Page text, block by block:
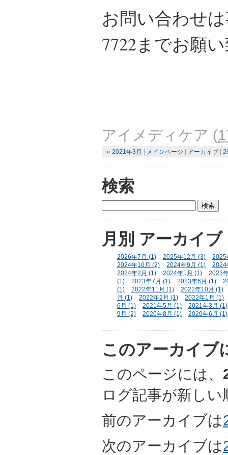
お問い合わせ
7722までお願
アイメディケア (
« 2021年3月 メインページ アーカイブ
検索
月別 アーカイブ
2026年7月 (1) 2025年12月 (3)
2025
2024年10月 (2)
2024年9月 (1)
2024
2024年2月 (1)
2024年1月 (1)
2023
(1)
2023年7月 (1) 2023年6月 (1)
(1)
2022年11月 (1)
2022年10月 (1)
月 (1)
2022年2月 (1)
2022年1月 (1)
6月 (1)
2021年5月 (1)
2021年3月 (1)
9月 (2)
2020年8月 (1) 2020年6月 (1)
このアーカイブ
このページには、
ログ記事が新し
前のアーカイブは
次のアーカイブは